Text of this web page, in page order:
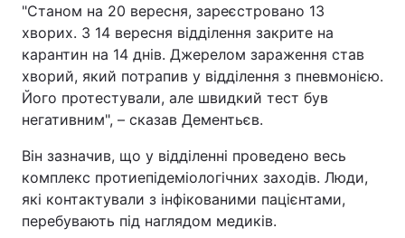
"Станом на 20 вересня, зареєстровано 13
хворих. З 14 вересня відділення закрите на
карантин на 14 днів. Джерелом зараження став
хворий, який потрапив у відділення з пневмонією.
Його протестували, але швидкий тест був
негативним", – сказав Дементьєв.
Він зазначив, що у відділенні проведено весь
комплекс протиепідеміологічних заходів. Люди,
які контактували з інфікованими пацієнтами,
перебувають під наглядом медиків.